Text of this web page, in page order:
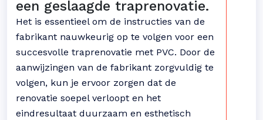
een geslaagde traprenovatie.
Het is essentieel om de instructies van de
fabrikant nauwkeurig op te volgen voor een
succesvolle traprenovatie met PVC. Door de
aanwijzingen van de fabrikant zorgvuldig te
volgen, kun je ervoor zorgen dat de
renovatie soepel verloopt en het
eindresultaat duurzaam en esthetisch